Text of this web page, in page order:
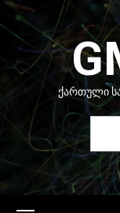
Skip
to
content
ᲥᲐᲠᲗᲣᲚᲘ